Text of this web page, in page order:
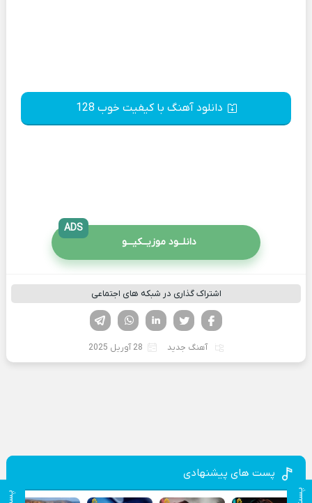
دانلود آهنگ با کیفیت خوب 128
دانلــود موزیــکیـــو
ADS
اشتراک گذاری در شبکه های اجتماعی
لینکدین تویتر
فیسوک
آهنگ جدید 28 آوریل 2025
پست های پیشنهادی